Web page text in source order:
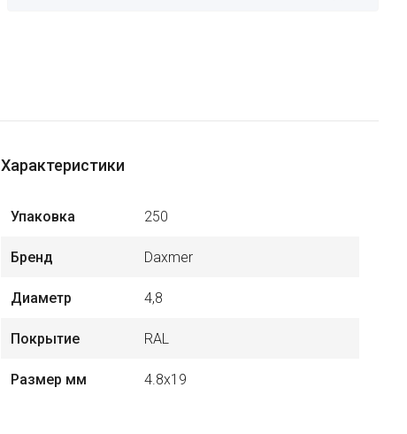
Характеристики
Упаковка 250
Бренд Daxmer
Диаметр 4,8
Покрытие RAL
Размер мм 4.8x19